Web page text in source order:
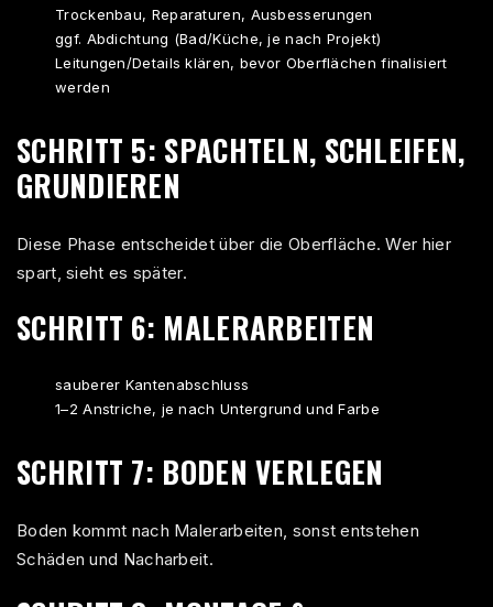
Trockenbau, Reparaturen, Ausbesserungen
ggf. Abdichtung (Bad/Küche, je nach Projekt)
Leitungen/Details klären, bevor Oberflächen finalisiert
werden
SCHRITT 5: SPACHTELN, SCHLEIFEN,
GRUNDIEREN
Diese Phase entscheidet über die Oberfläche. Wer hier
spart, sieht es später.
SCHRITT 6: MALERARBEITEN
sauberer Kantenabschluss
1–2 Anstriche, je nach Untergrund und Farbe
SCHRITT 7: BODEN VERLEGEN
Boden kommt nach Malerarbeiten, sonst entstehen
Schäden und Nacharbeit.